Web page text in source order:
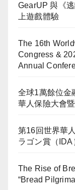
GearUP 與《
上遊戲體驗
The 16th
Congress &
Annual
全球1萬餘位
華人保險大會
第16回世界華
ラゴン賞（
The Rise of
“Bread